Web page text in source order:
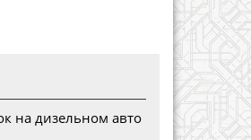
на дизельном авто